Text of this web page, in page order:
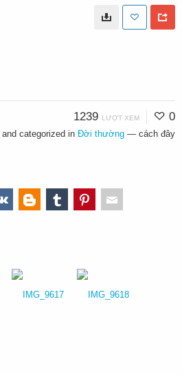
1239 LƯỢT XEM 0
and categorized in Đời thường — cách đây